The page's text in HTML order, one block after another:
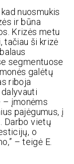
nuosmukis
ir būna
Krizės metu
tačiau ši krizė
segmentuose
galėtų
riboja
– įmonėms
pajėgumus, į
Darbo vietų
o
– teigė E.